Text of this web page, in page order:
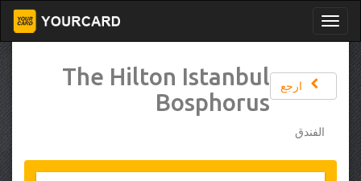
ارجع
The Hilton Istanbul
Bosphorus
الفندق